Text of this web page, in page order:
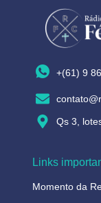
+(61) 9
Qs 3,
Links
Momento da